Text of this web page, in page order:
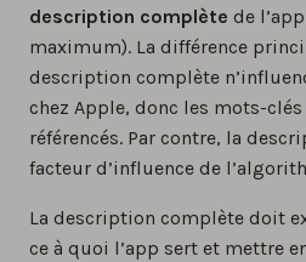
description complète de
maximum). La différence
description complète
chez Apple, donc les mots-
référencés. Par contre, la
facteur d’influence de
La description complète doit
ce à quoi l’app sert et mettre